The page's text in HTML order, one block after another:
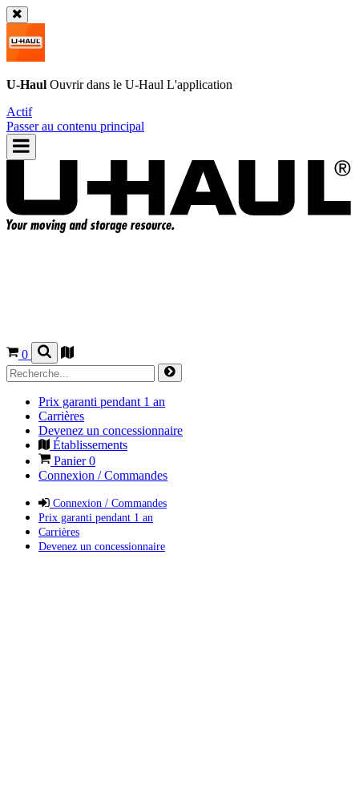
U-Haul Ouvrir dans le U-Haul L'application
Actif
Passer au contenu principal
0
Prix garanti pendant 1 an
Carrières
Devenez un concessionnaire
Établissements
Panier0
Connexion / Commandes
Connexion / Commandes
Prix garanti pendant 1 an
Carrières
Devenez un concessionnaire